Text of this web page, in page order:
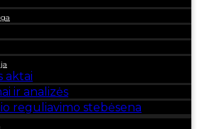
aktai
ir analizės
reguliavimo stebėsena